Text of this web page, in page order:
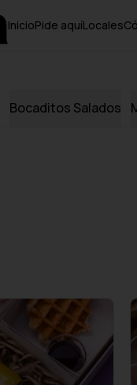
InicioPide aquíLocales
Bocaditos Salados